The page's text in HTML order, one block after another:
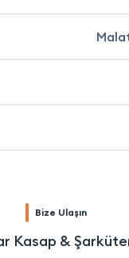
Bize Ulaşın
Kasap &